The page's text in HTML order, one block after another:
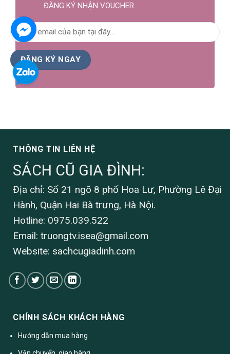
ĐĂNG KÝ NHẬN VOUCHER
THÔNG TIN LIÊN HỆ
SÁCH CŨ GIA ĐÌNH:
Địa chỉ: Số 21 ngõ 8 phố Hoa Lư, Phường Lê Đại
Hành, Quận Hai Bà trưng, Hà Nội.
Hotline: 0975.039.522
Email: truongtv.isea@gmail.com
Website: sachcugiadinh.com
CHÍNH SÁCH KHÁCH HÀNG
Hướng dẫn mua hàng